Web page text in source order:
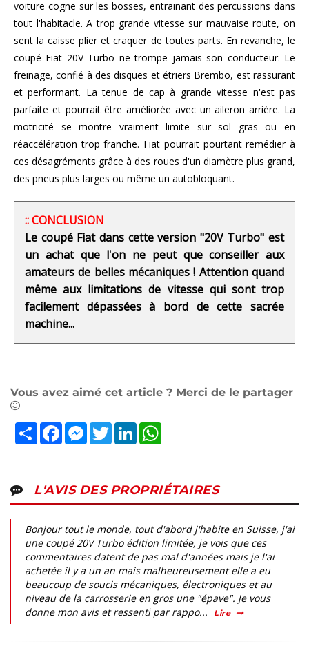
voiture cogne sur les bosses, entrainant des percussions dans
tout l'habitacle. A trop grande vitesse sur mauvaise route, on
sent la caisse plier et craquer de toutes parts. En revanche, le
coupé Fiat 20V Turbo ne trompe jamais son conducteur. Le
freinage, confié à des disques et étriers Brembo, est rassurant
et performant. La tenue de cap à grande vitesse n'est pas
parfaite et pourrait être améliorée avec un aileron arrière. La
motricité se montre vraiment limite sur sol gras ou en
réaccélération trop franche. Fiat pourrait pourtant remédier à
ces désagréments grâce à des roues d'un diamètre plus grand,
des pneus plus larges ou même un autobloquant.
:: CONCLUSION
Le coupé Fiat dans cette version "20V Turbo" est
un achat que l'on ne peut que conseiller aux
amateurs de belles mécaniques ! Attention quand
même aux limitations de vitesse qui sont trop
facilement dépassées à bord de cette sacrée
machine...
Vous avez aimé cet article ? Merci de le partager
PartagerFacebookMessenger
TwitterLinkedIn
L'AVIS DES PROPRIÉTAIRES
Bonjour tout le monde, tout d'abord j'habite en Suisse, j'ai
une coupé 20V Turbo édition limitée, je vois que ces
commentaires datent de pas mal d'années mais je l'ai
achetée il y a un an mais malheureusement elle a eu
beaucoup de soucis mécaniques, électroniques et au
niveau de la carrosserie en gros une "épave". Je vous
donne mon avis et ressenti par rappo...
Lire